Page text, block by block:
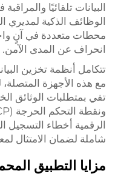
البيانات تلقائيًا
الوظائف الذكية لمديري
محطات متعددة في آنٍ
انحراف عن المدى الآمن.
تتكامل أنظمة تخزين
مع هذه الأجهزة
تفي بمتطلبات الوثائق
الرقمية أخطاء التسجيل
شاملة لضمان الامتثال
مزايا التطبيق